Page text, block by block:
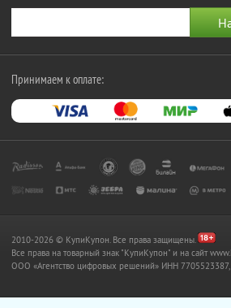
Принимаем к оплате:
2010-2026 © КупиКупон. Все права защищены.
Все права на товарный знак "КупиКупон" и на сайт
OOO «Агентство цифровых решений» ИНН